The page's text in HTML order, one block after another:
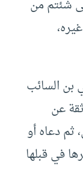
شئتم من
بن السائب
عن
ثم دعاه أو
في قبلها